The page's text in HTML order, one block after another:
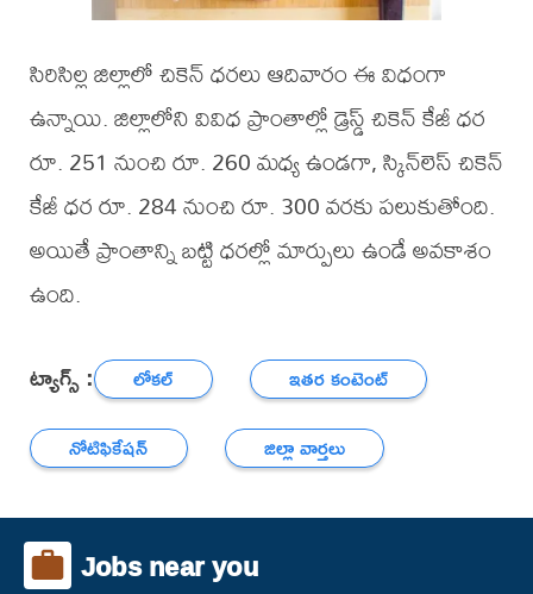
సిరిసిల్ల జిల్లాలో చికెన్ ధరలు ఆదివారం ఈ విధంగా
ఉన్నాయి. జిల్లాలోని వివిధ ప్రాంతాల్లో డ్రెస్డ్ చికెన్ కేజీ ధర
రూ. 251 నుంచి రూ. 260 మధ్య ఉండగా, స్కిన్‌లెస్ చికెన్
కేజీ ధర రూ. 284 నుంచి రూ. 300 వరకు పలుకుతోంది.
అయితే ప్రాంతాన్ని బట్టి ధరల్లో మార్పులు ఉండే అవకాశం
ఉంది.
ట్యాగ్స్ : లోకల్
ఇతర కంటెంట్
నోటిఫికేషన్
జిల్లా వార్తలు
Jobs near you